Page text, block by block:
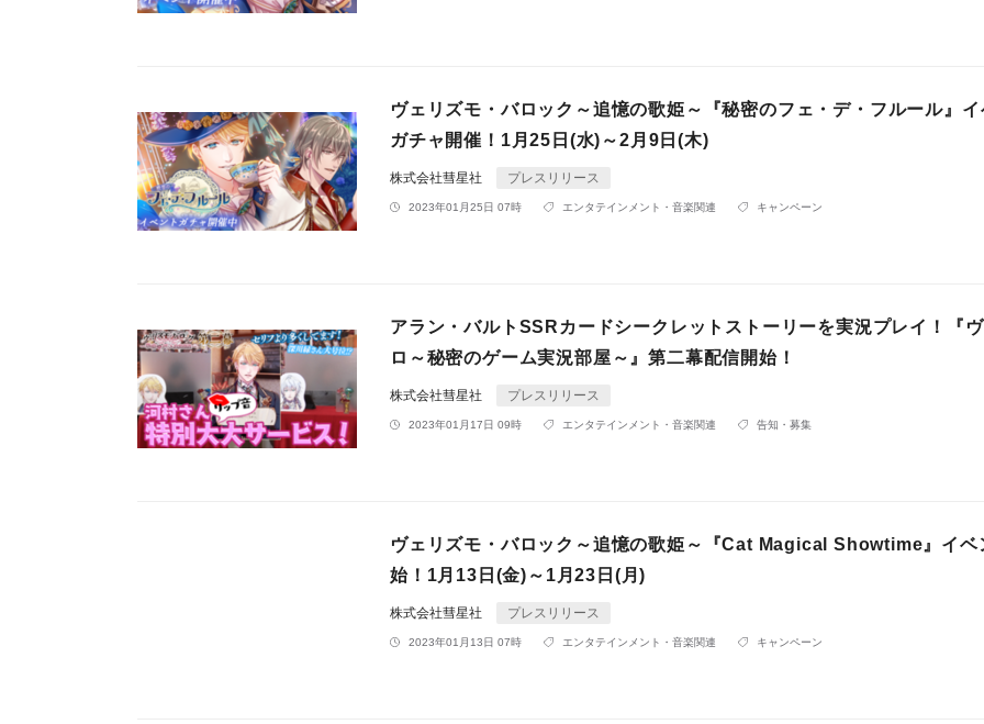
ヴェリズモ・バロック～追憶の歌姫～『秘密のフェ・デ・フルール』イ
ガチャ開催！1月25日(水)～2月9日(木)
株式会社彗星社 プレスリリース
2023年01月25日 07時 エンタテインメント・音楽関連 キャンペーン
アラン・バルトSSRカードシークレットストーリーを実況プレイ！『
ロ～秘密のゲーム実況部屋～』第二幕配信開始！
株式会社彗星社 プレスリリース
2023年01月17日 09時 エンタテインメント・音楽関連 告知・募集
ヴェリズモ・バロック～追憶の歌姫～『Cat Magical Showtime』イベ
始！1月13日(金)～1月23日(月)
株式会社彗星社 プレスリリース
2023年01月13日 07時 エンタテインメント・音楽関連 キャンペーン